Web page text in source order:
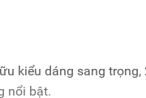
kiểu dáng sang
nổi bật.